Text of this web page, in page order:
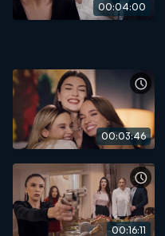
00:04:00
00:03:46
00:16:11